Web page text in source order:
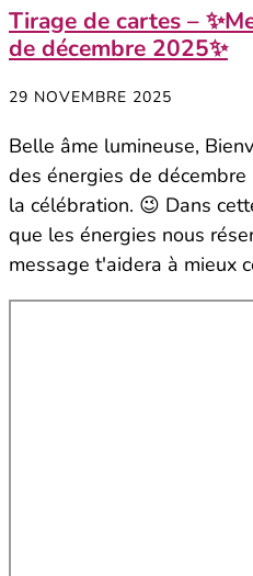
Tirage de cartes –
de décembre 2025✨
29 NOVEMBRE 2025
Belle âme lumineuse,
des énergies de
la célébration. 😉 Dans
que les énergies nous
message t'aidera à mieux